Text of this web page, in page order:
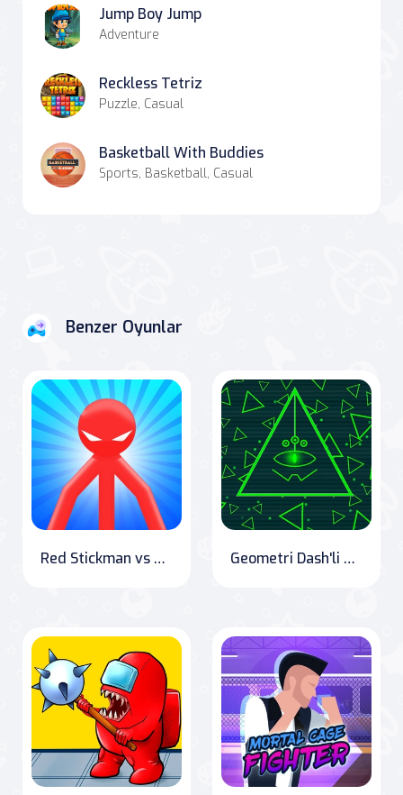
Jump Boy Jump
Adventure
Reckless Tetriz
Puzzle, Casual
Basketball With Buddies
Sports, Basketball, Casual
Benzer Oyunlar
Red Stickman vs Monster School Geometri Dash'li Çılgın Küp Kaçışı - hikaye piksel kaçınma ve dövme